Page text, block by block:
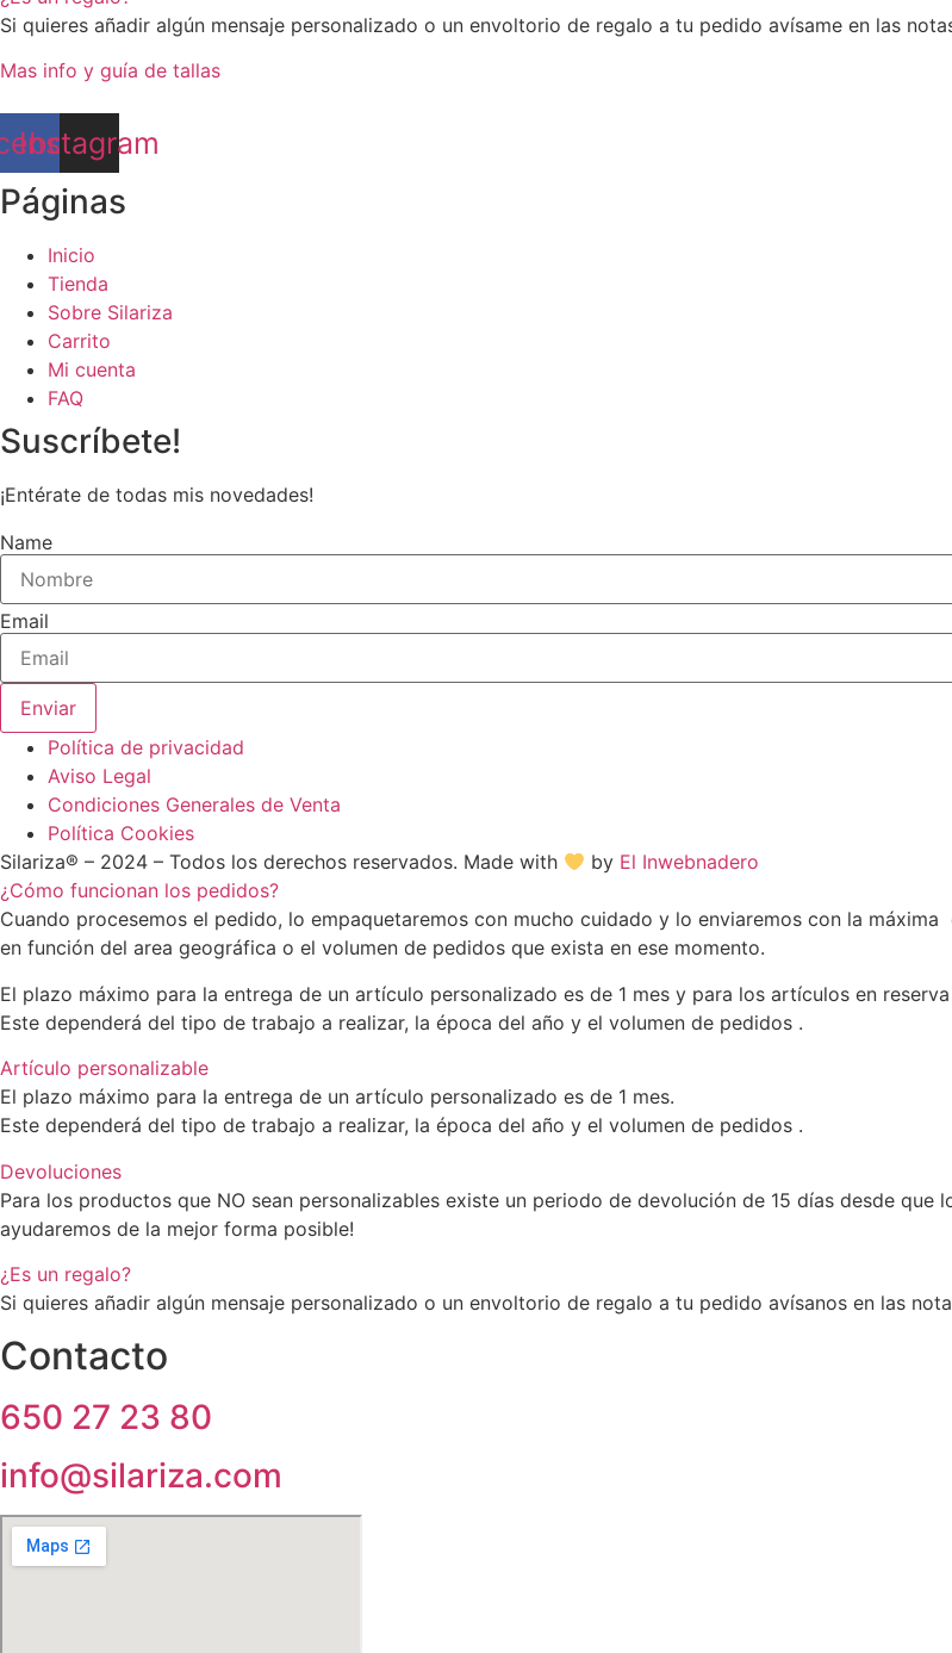
Si quieres añadir algún mensaje personalizado o un envoltorio de regalo a tu pedido avísame en las
Mas info y guía de tallas
Instagram
Páginas
Inicio
Tienda
Sobre Silariza
Carrito
Mi cuenta
FAQ
Suscríbete!
¡Entérate de todas mis novedades!
Name
Email
Enviar
Política de privacidad
Aviso Legal
Condiciones Generales de Venta
Política Cookies
Silariza® – 2024 – Todos los derechos reservados. Made with
by El Inwebnadero
¿Cómo funcionan los pedidos?
Cuando procesemos el pedido, lo empaquetaremos con mucho cuidado y lo enviaremos con la
en función del area geográfica o el volumen de pedidos que exista en ese momento.
El plazo máximo para la entrega de un artículo personalizado es de 1 mes y para los artículos en reserva
Este dependerá del tipo de trabajo a realizar, la época del año y el volumen de pedidos .
Artículo personalizable
El plazo máximo para la entrega de un artículo personalizado es de 1 mes.
Este dependerá del tipo de trabajo a realizar, la época del año y el volumen de pedidos .
Devoluciones
Para los productos que NO sean personalizables existe un periodo de devolución de 15 días desde
ayudaremos de la mejor forma posible!
¿Es un regalo?
Si quieres añadir algún mensaje personalizado o un envoltorio de regalo a tu pedido avísanos en las
Contacto
650 27 23 80
info@silariza.com